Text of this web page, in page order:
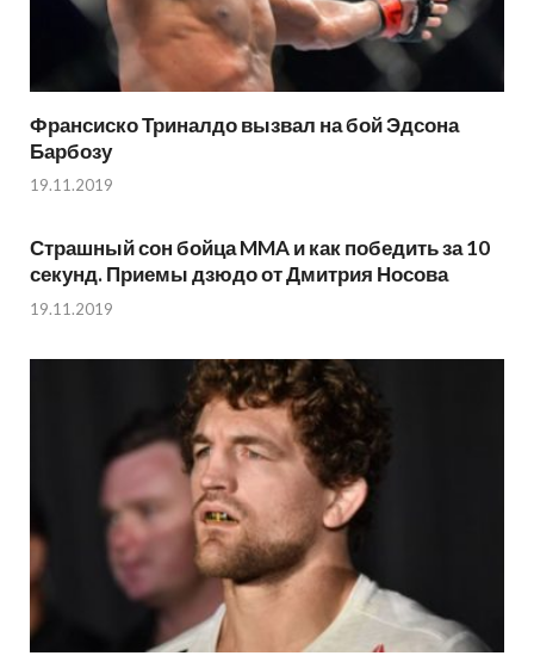
Франсиско Триналдо вызвал на бой Эдсона
Барбозу
19.11.2019
Страшный сон бойца MMA и как победить за 10
секунд. Приемы дзюдо от Дмитрия Носова
19.11.2019